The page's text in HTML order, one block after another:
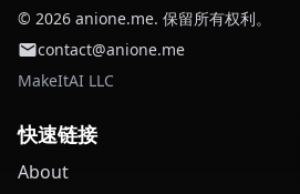
© 2026 anione.me. 保留所有权利。
contact@anione.me
MakeItAI LLC
快速链接
About